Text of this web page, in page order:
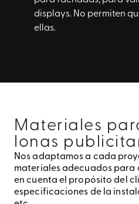
displays. No permiten
ellas.
Materiales
lonas
Nos adaptamos a cada
materiales adecuados para
en cuenta el propósito del
especificaciones de la